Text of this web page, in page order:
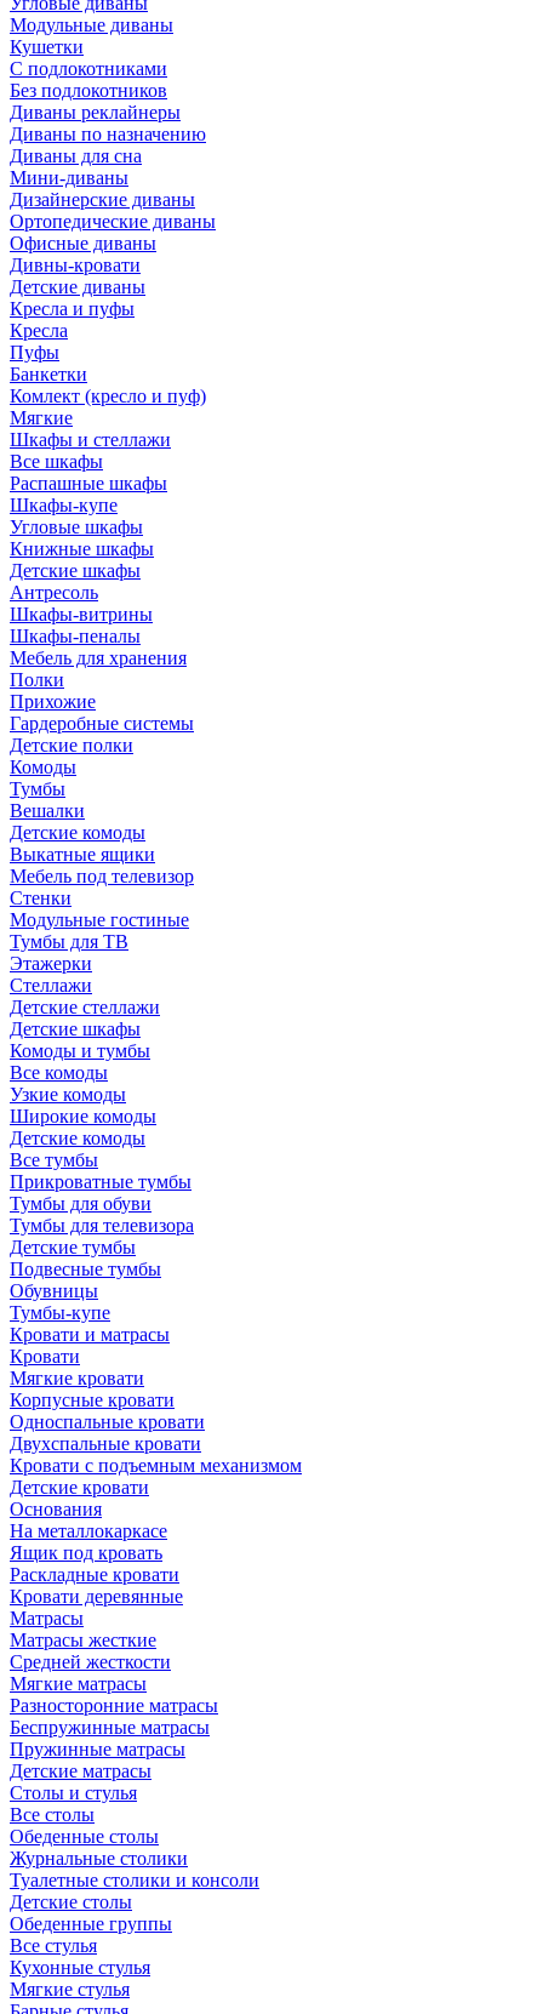
Модульные диваны
Кушетки
С подлокотниками
Без подлокотников
Диваны реклайнеры
Диваны по назначению
Диваны для сна
Мини-диваны
Дизайнерские диваны
Ортопедические диваны
Офисные диваны
Дивны-кровати
Детские диваны
Кресла и пуфы
Кресла
Пуфы
Банкетки
Комлект (кресло и пуф)
Мягкие
Шкафы и стеллажи
Все шкафы
Распашные шкафы
Шкафы-купе
Угловые шкафы
Книжные шкафы
Детские шкафы
Антресоль
Шкафы-витрины
Шкафы-пеналы
Мебель для хранения
Полки
Прихожие
Гардеробные системы
Детские полки
Комоды
Тумбы
Вешалки
Детские комоды
Выкатные ящики
Мебель под телевизор
Стенки
Модульные гостиные
Тумбы для ТВ
Этажерки
Стеллажи
Детские стеллажи
Детские шкафы
Комоды и тумбы
Все комоды
Узкие комоды
Широкие комоды
Детские комоды
Все тумбы
Прикроватные тумбы
Тумбы для обуви
Тумбы для телевизора
Детские тумбы
Подвесные тумбы
Обувницы
Тумбы-купе
Кровати и матрасы
Кровати
Мягкие кровати
Корпусные кровати
Односпальные кровати
Двухспальные кровати
Кровати с подъемным механизмом
Детские кровати
Основания
На металлокаркасе
Ящик под кровать
Раскладные кровати
Кровати деревянные
Матрасы
Матрасы жесткие
Средней жесткости
Мягкие матрасы
Разносторонние матрасы
Беспружинные матрасы
Пружинные матрасы
Детские матрасы
Столы и стулья
Все столы
Обеденные столы
Журнальные столики
Туалетные столики и консоли
Детские столы
Обеденные группы
Все стулья
Кухонные стулья
Мягкие стулья